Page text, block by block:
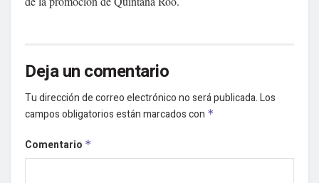
Deja un comentario
Tu dirección de correo electrónico no será publicada.Los
campos obligatorios están marcados con *
Comentario *